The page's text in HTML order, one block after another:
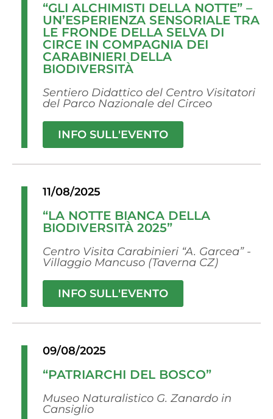
“GLI ALCHIMISTI DELLA NOTTE” –
UN’ESPERIENZA SENSORIALE TRA
LE FRONDE DELLA SELVA DI
CIRCE IN COMPAGNIA DEI
CARABINIERI DELLA
BIODIVERSITÀ
Sentiero Didattico del Centro Visitatori
del Parco Nazionale del Circeo
INFO SULL'EVENTO
11/08/2025
“LA NOTTE BIANCA DELLA
BIODIVERSITÀ 2025”
Centro Visita Carabinieri “A. Garcea” -
Villaggio Mancuso (Taverna CZ)
INFO SULL'EVENTO
09/08/2025
“PATRIARCHI DEL BOSCO”
Museo Naturalistico G. Zanardo in
Cansiglio